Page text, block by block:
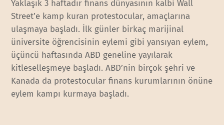
Yaklaşık 3 haftadır finans dünyasının kalbi Wall
Street’e kamp kuran protestocular, amaçlarına
ulaşmaya başladı. İlk günler birkaç marijinal
üniversite öğrencisinin eylemi gibi yansıyan eylem,
üçüncü haftasında ABD geneline yayılarak
kitleselleşmeye başladı. ABD’nin birçok şehri ve
Kanada da protestocular finans kurumlarının önüne
eylem kampı kurmaya başladı.